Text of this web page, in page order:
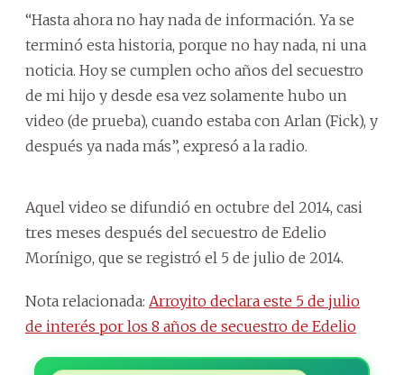
“Hasta ahora no hay nada de información. Ya se
terminó esta historia, porque no hay nada, ni una
noticia. Hoy se cumplen ocho años del secuestro
de mi hijo y desde esa vez solamente hubo un
video (de prueba), cuando estaba con Arlan (Fick), y
después ya nada más”, expresó a la radio.
Aquel video se difundió en octubre del 2014, casi
tres meses después del secuestro de Edelio
Morínigo, que se registró el 5 de julio de 2014.
Nota relacionada: Arroyito declara este 5 de julio
de interés por los 8 años de secuestro de Edelio